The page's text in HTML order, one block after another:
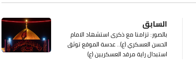
السابق
بالصور: تزامنا مع ذكرى استشهاد الامام
الحسن العسكري (ع).. عدسة الموقع توثق
استبدال راية مرقد العسكريين (ع)